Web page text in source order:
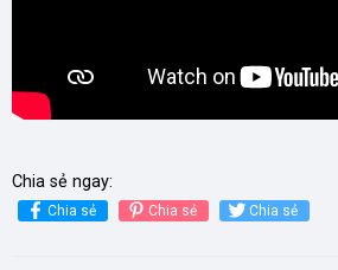
Chia sẻ ngay:
Chia sẻ Chia sẻ Chia sẻ